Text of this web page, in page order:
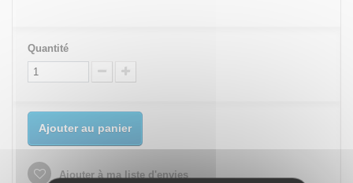
Quantité
Ajouter au panier
Ajouter à ma liste d'envies